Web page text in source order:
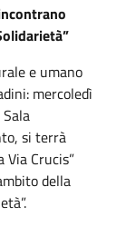
e umano
mercoledì
si terrà
Via Crucis”
della